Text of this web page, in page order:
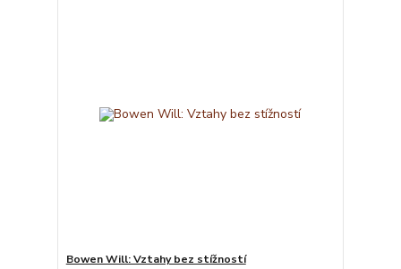
Bowen Will: Vztahy bez stížností